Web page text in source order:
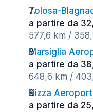
Tolosa-
a partire da
577,6 km /
Marsiglia
a partire da
648,6 km /
Nizza
a partire da